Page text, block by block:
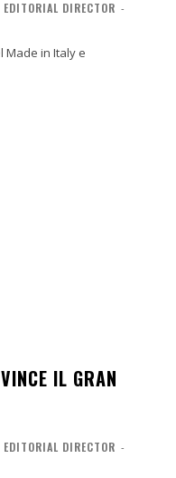
DIRECTOR -
Made in Italy e
IL GRAN
DIRECTOR -